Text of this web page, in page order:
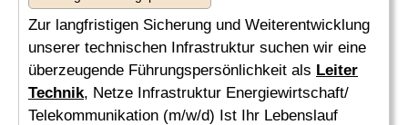
Zur langfristigen Sicherung und Weiterentwicklung
unserer technischen Infrastruktur suchen wir eine
überzeugende Führungspersönlichkeit als Leiter
Technik, Netze Infrastruktur Energiewirtschaft/
Telekommunikation (m/w/d) Ist Ihr Lebenslauf